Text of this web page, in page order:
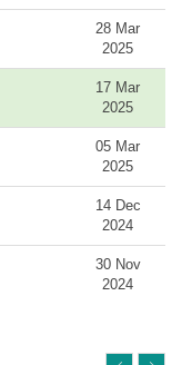
28 Mar
2025
17 Mar
2025
05 Mar
2025
14 Dec
2024
30 Nov
2024